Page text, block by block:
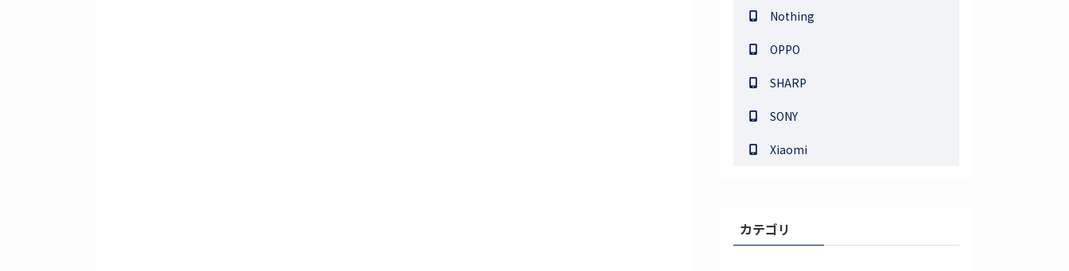
Nothing
OPPO
SHARP
SONY
Xiaomi
カテゴリ